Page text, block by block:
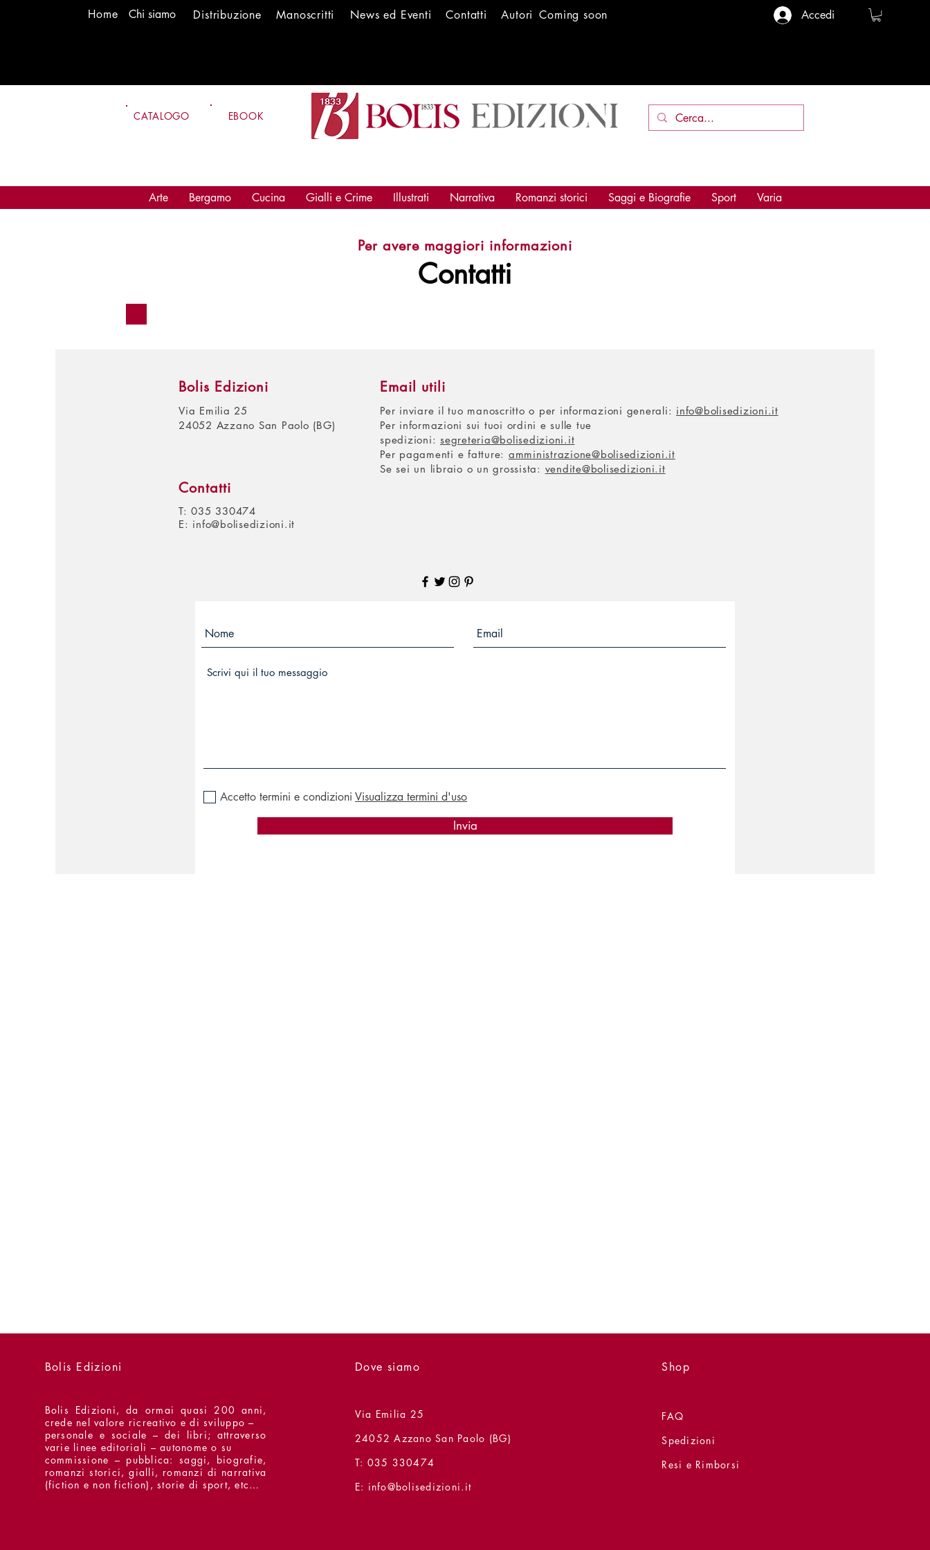
Home Chi siamo Distribuzione Manoscritti News ed Eventi Contatti Autori Coming soon Accedi
CATALOGO EBOOK
Arte Bergamo Cucina Gialli e Crime Illustrati Narrativa Romanzi storici Saggi e Biografie Sport Varia
Per avere maggiori informazioni
Contatti
Bolis Edizioni
Via Emilia 25
24052 Azzano San Paolo (BG)
Email utili
Per inviare il tuo manoscritto o per informazioni generali: info@bolisedizioni.it
Per informazioni sui tuoi ordini e sulle tue
spedizioni: segreteria@bolisedizioni.it
Per pagamenti e fatture: amministrazione@bolisedizioni.it
Se sei un libraio o un grossista: vendite@bolisedizioni.it
Contatti
T: 035 330474
E: info@bolisedizioni.it
Accetto termini e condizioni Visualizza termini d'uso
Invia
Bolis Edizioni
Bolis Edizioni, da ormai quasi 200 anni,
crede nel valore ricreativo e di sviluppo –
personale e sociale – dei libri; attraverso
varie linee editoriali – autonome o su
commissione – pubblica: saggi, biografie,
romanzi storici, gialli, romanzi di narrativa
(fiction e non fiction), storie di sport, etc…
Dove siamo
Via Emilia 25
24052 Azzano San Paolo (BG)
T: 035 330474
E: info@bolisedizioni.it
Shop
FAQ
Spedizioni
Resi e Rimborsi